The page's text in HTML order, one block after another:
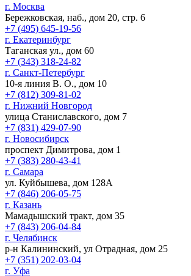
г. Москва
Бережковская, наб., дом 20, стр. 6
+7 (495) 645-19-56
г. Екатеринбург
Таганская ул., дом 60
+7 (343) 318-24-82
г. Санкт-Петербург
10-я линия В. О., дом 10
+7 (812) 309-81-02
г. Нижний Новгород
улица Станиславского, дом 7
+7 (831) 429-07-90
г. Новосибирск
проспект Димитрова, дом 1
+7 (383) 280-43-41
г. Самара
ул. Куйбышева, дом 128А
+7 (846) 206-05-75
г. Казань
Мамадышский тракт, дом 35
+7 (843) 206-04-84
г. Челябинск
р-н Калининский, ул Отрадная, дом 25
+7 (351) 202-03-04
г. Уфа